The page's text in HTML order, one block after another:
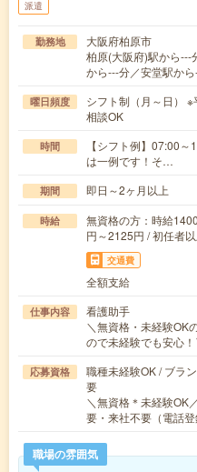
派遣
勤務地
大阪府柏原市
柏原(大阪府)駅から---
から---分／安堂駅か
曜日頻度
シフト制（月～日）
相談OK
時間
【シフト例】07:00
は一例です！そ…
期間 即日～2ヶ月以上
時給
無資格の方：時給
円～2125円 / 初任者
交通費
全額支給
仕事内容
看護助手
＼無資格・未経験OK
ので未経験でも安心
応募資格
職種未経験OK / ブラ
要
＼無資格＊未経験
要・来社不要（電話
職場の雰囲気